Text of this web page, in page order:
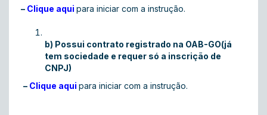
– Clique aqui para iniciar com a instrução.
b) Possui contrato registrado na OAB-GO(já
tem sociedade e requer só a inscrição de
CNPJ)
– Clique aqui para iniciar com a instrução.